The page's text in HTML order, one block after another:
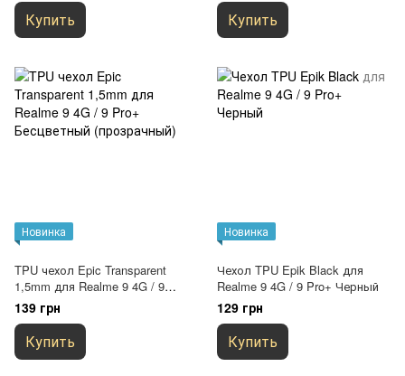
Купить Купить
Новинка
TPU чехол Epic Transparent
1,5mm для Realme 9 4G / 9
Pro+ Бесцветный
(прозрачный)
139 грн
Купить
Новинка
Чехол TPU Epik Black для
Realme 9 4G / 9 Pro+ Черный
129 грн
Купить